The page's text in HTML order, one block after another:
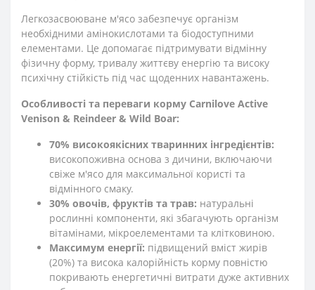
Легкозасвоюване м'ясо забезпечує організм
необхідними амінокислотами та біодоступними
елементами. Це допомагає підтримувати відмінну
фізичну форму, тривалу життєву енергію та високу
психічну стійкість під час щоденних навантажень.
Особливості та переваги корму Carnilove Active
Venison & Reindeer & Wild Boar:
70% високоякісних тваринних інгредієнтів:
високопоживна основа з дичини, включаючи
свіже м'ясо для максимальної користі та
відмінного смаку.
30% овочів, фруктів та трав: натуральні
рослинні компоненти, які збагачують організм
вітамінами, мікроелементами та клітковиною.
Максимум енергії: підвищений вміст жирів
(20%) та висока калорійність корму повністю
покривають енергетичні витрати дуже активних